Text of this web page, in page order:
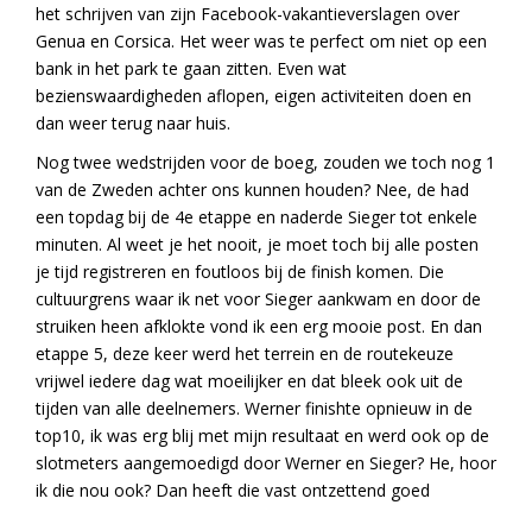
het schrijven van zijn Facebook-vakantieverslagen over
Genua en Corsica. Het weer was te perfect om niet op een
bank in het park te gaan zitten. Even wat
bezienswaardigheden aflopen, eigen activiteiten doen en
dan weer terug naar huis.
Nog twee wedstrijden voor de boeg, zouden we toch nog 1
van de Zweden achter ons kunnen houden? Nee, de had
een topdag bij de 4e etappe en naderde Sieger tot enkele
minuten. Al weet je het nooit, je moet toch bij alle posten
je tijd registreren en foutloos bij de finish komen. Die
cultuurgrens waar ik net voor Sieger aankwam en door de
struiken heen afklokte vond ik een erg mooie post. En dan
etappe 5, deze keer werd het terrein en de routekeuze
vrijwel iedere dag wat moeilijker en dat bleek ook uit de
tijden van alle deelnemers. Werner finishte opnieuw in de
top10, ik was erg blij met mijn resultaat en werd ook op de
slotmeters aangemoedigd door Werner en Sieger? He, hoor
ik die nou ook? Dan heeft die vast ontzettend goed